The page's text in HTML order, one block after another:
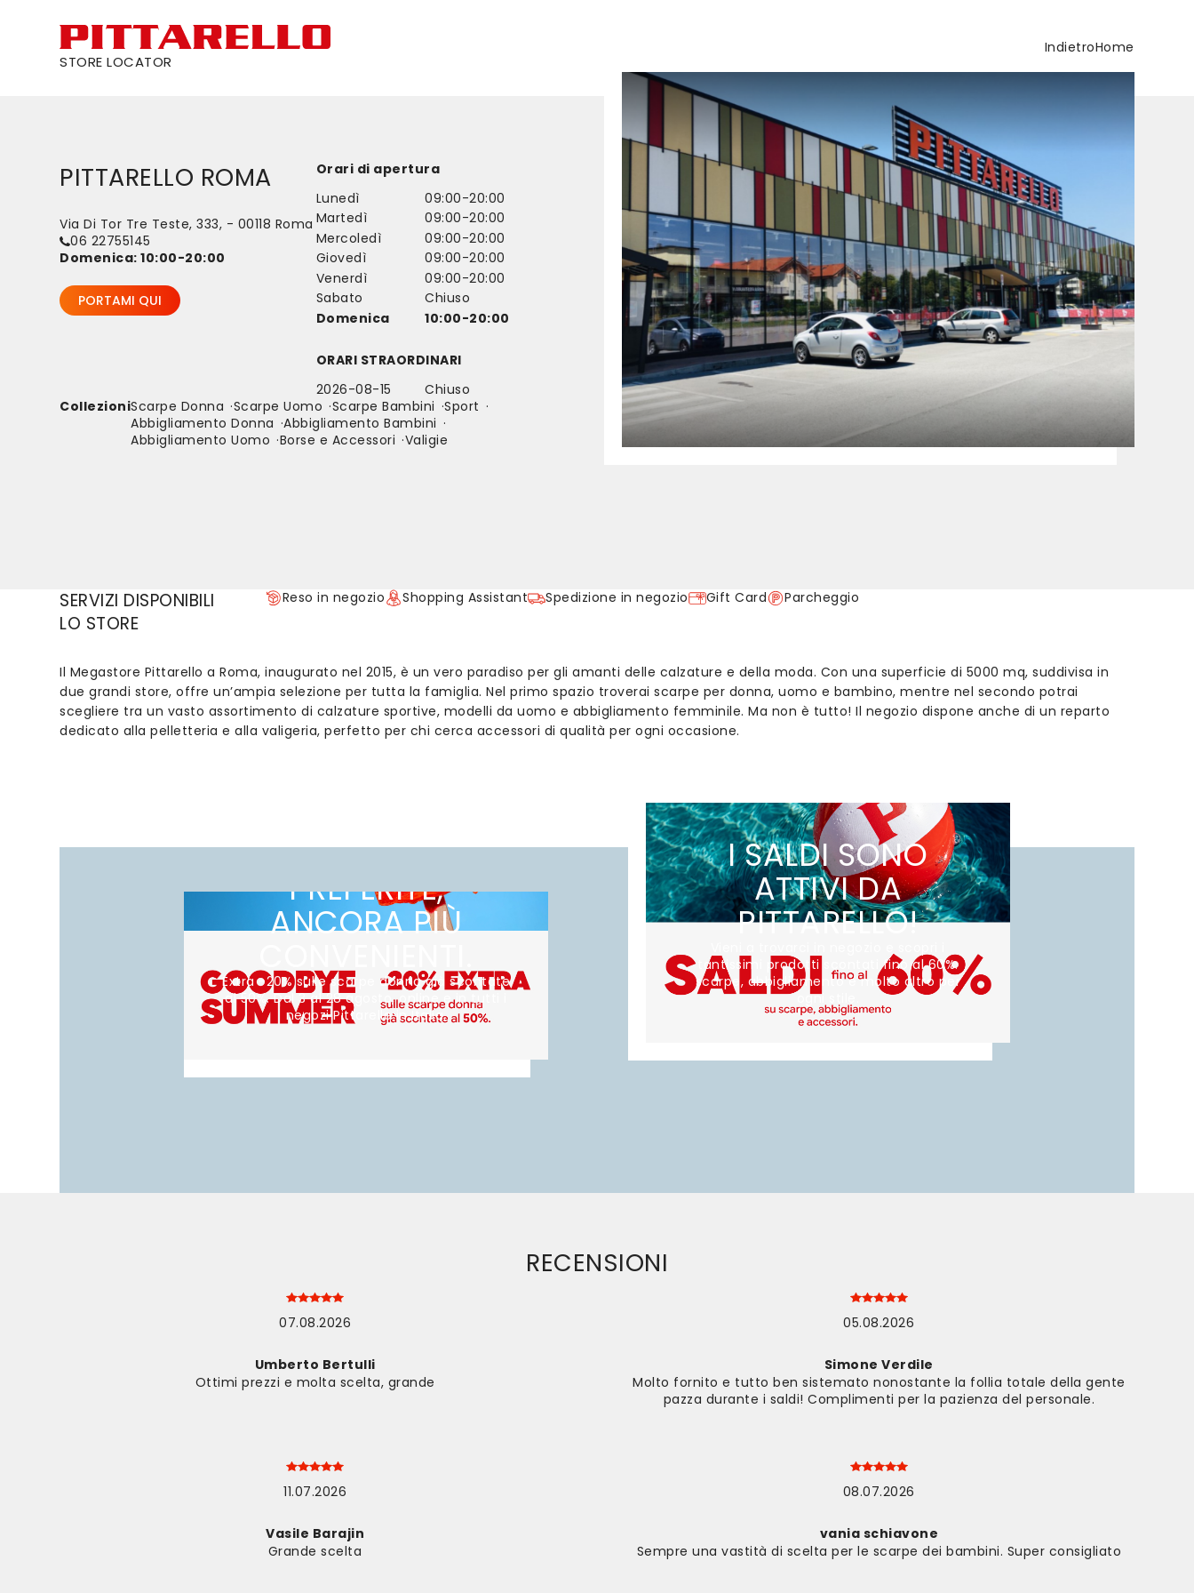
STORE LOCATOR
IndietroHome
PITTARELLO ROMA
Via Di Tor Tre Teste, 333, - 00118 Roma
06 22755145
Domenica: 10:00-20:00
PORTAMI QUI
Orari di apertura
Lunedì
09:00-20:00
Martedì
09:00-20:00
Mercoledì
09:00-20:00
Giovedì
09:00-20:00
Venerdì
09:00-20:00
Sabato
Chiuso
Domenica
10:00-20:00
ORARI STRAORDINARI
2026-08-15
Chiuso
CollezioniScarpe Donna Scarpe Uomo Scarpe Bambini
Sport
Abbigliamento Donna
Abbigliamento Bambini
Abbigliamento Uomo Borse e Accessori Valigie
SERVIZI DISPONIBILI Reso in negozio Shopping Assistant Spedizione in negozio Gift Card Parcheggio
LO STORE
Il Megastore Pittarello a Roma, inaugurato nel 2015, è un vero paradiso per gli amanti delle calzature e della moda. Con una superficie di 5000 mq, suddivisa in
due grandi store, offre un’ampia selezione per tutta la famiglia. Nel primo spazio troverai scarpe per donna, uomo e bambino, mentre nel secondo potrai
scegliere tra un vasto assortimento di calzature sportive, modelli da uomo e abbigliamento femminile. Ma non è tutto! Il negozio dispone anche di un reparto
dedicato alla pelletteria e alla valigeria, perfetto per chi cerca accessori di qualità per ogni occasione.
LE TUE SCARPE
PREFERITE,
ANCORA PIÙ
Extra -20% sulle scarpe donna già scontate
al 50%. Dal 3 al 28 agosto, online e in tutti i
negozi Pittarello in Italia.
I SALDI SONO
ATTIVI DA
PITTARELLO!
tantissimi prodotti scontati fino al 60%:
scarpe, abbigliamento e molto altro per
ogni stile.
RECENSIONI
07.08.2026
Umberto Bertulli
Ottimi prezzi e molta scelta, grande
05.08.2026
Simone Verdile
Molto fornito e tutto ben sistemato nonostante la follia totale della gente
pazza durante i saldi! Complimenti per la pazienza del personale.
11.07.2026
Vasile Barajin
Grande scelta
08.07.2026
vania schiavone
Sempre una vastità di scelta per le scarpe dei bambini. Super consigliato